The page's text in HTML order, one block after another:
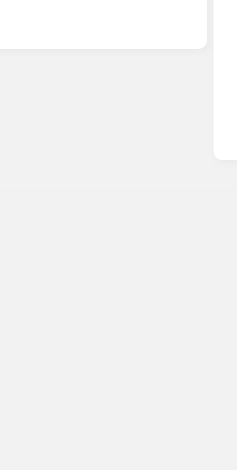
소다와 물을 각각 1 비율로 섞어 얼룩